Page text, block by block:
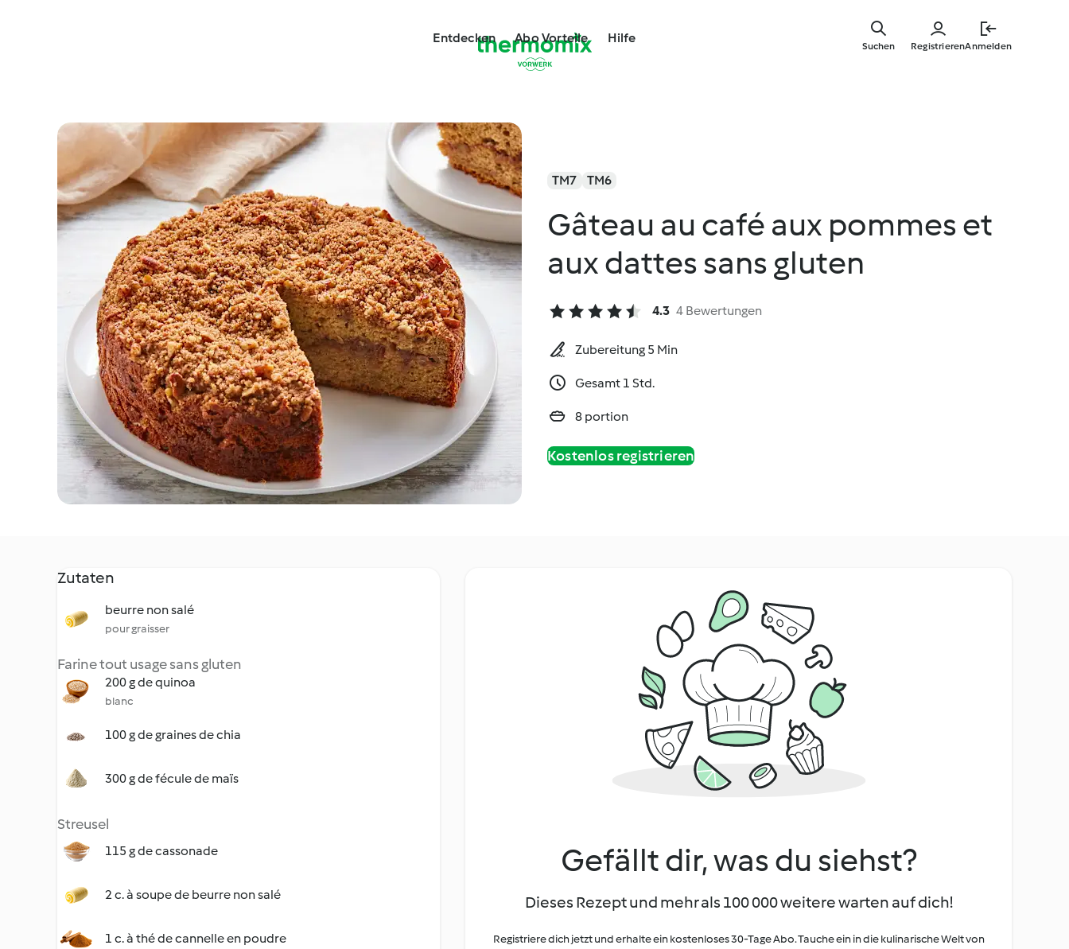
Entdecken Abo Vorteile Hilfe
RegistrierenAnmelden
Suchen
TM7 TM6
Gâteau au café aux pommes et
aux dattes sans gluten
4.3 4 Bewertungen
Zubereitung 5 Min
Gesamt 1 Std.
8 portion
Kostenlos registrieren
Zutaten
beurre non salé
pour graisser
Farine tout usage sans gluten
200 g de quinoa
blanc
100 g de graines de chia
300 g de fécule de maïs
Streusel
115 g de cassonade
2 c. à soupe de beurre non salé
1 c. à thé de cannelle en poudre
Gefällt dir, was du siehst?
Dieses Rezept und mehr als 100 000 weitere warten auf dich!
Registriere dich jetzt und erhalte ein kostenloses 30-Tage Abo. Tauche ein in die kulinarische Welt von